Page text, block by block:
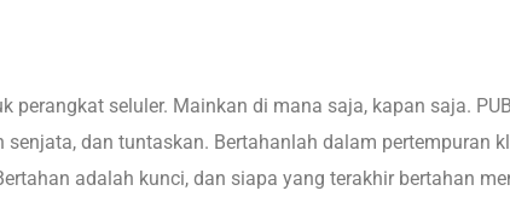
perangkat seluler. Mainkan di mana saja, kapan saja.
dan tuntaskan. Bertahanlah dalam pertempuran
adalah kunci, dan siapa yang terakhir bertahan